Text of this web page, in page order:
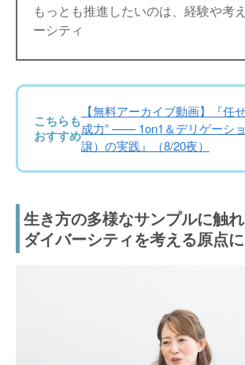
もっとも推進したいのは、経験や考
ーシティ
こちらも
おすすめ
【無料アーカイブ動画】『任
成力” —— 1on1＆デリゲーシ
譲）の実践』（8/20夜）
生き方の多様なサンプルに触れ
ダイバーシティを考える原点に